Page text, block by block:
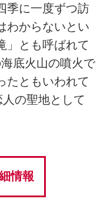
季に一度ずつ訪
わからないとい
」とも呼ばれて
底火山の噴火で
たともいわれて
の聖地として
情報